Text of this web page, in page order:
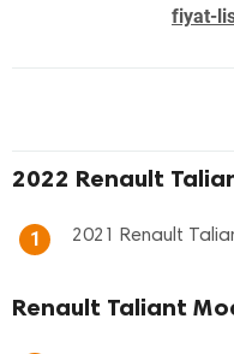
fiyat-
2022 Renault
1 2021 Renault
Renault Taliant